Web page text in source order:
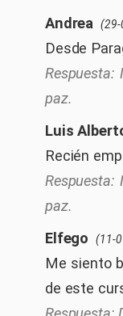
Andrea
(29-
Desde
paz.
Luis
Recién
paz.
Elfego
(11-
Me siento
de este